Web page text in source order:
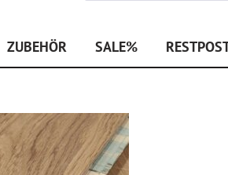
ZUBEHÖR SALE%